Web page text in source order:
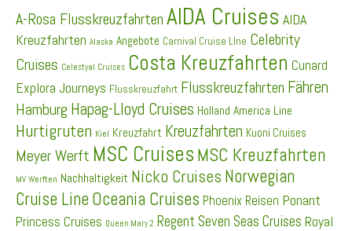
A-Rosa Flusskreuzfahrten AIDA Cruises AIDA
Kreuzfahrten Alaska Angebote Carnival Cruise LIne Celebrity
Cruises Celestyal Cruises Costa Kreuzfahrten Cunard
Explora Journeys Flusskreuzfahrt Flusskreuzfahrten Fähren
Hamburg Hapag-Lloyd Cruises Holland America Line
Hurtigruten Kiel Kreuzfahrt Kreuzfahrten Kuoni Cruises
Meyer Werft MSC Cruises MSC Kreuzfahrten
MV Werften Nachhaltigkeit Nicko Cruises Norwegian
Cruise Line Oceania Cruises Phoenix Reisen Ponant
Princess Cruises Queen Mary 2 Regent Seven Seas Cruises Royal